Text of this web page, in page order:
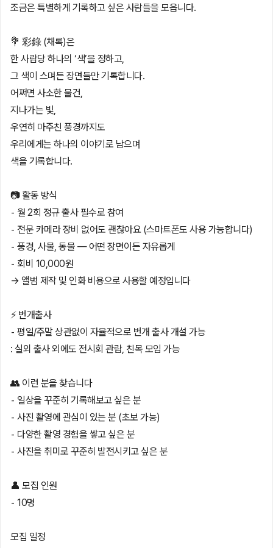
조금은 특별하게 기록하고 싶은 사람들을 모읍니다.
💐 彩錄 (채록)은
한 사람당 하나의 ‘색’을 정하고,
그 색이 스며든 장면들만 기록합니다.
어쩌면 사소한 물건,
지나가는 빛,
우연히 마주친 풍경까지도
우리에게는 하나의 이야기로 남으며
색을 기록합니다.
📷 활동 방식
⁃ 월 2회 정규 출사 필수로 참여
⁃ 전문 카메라 장비 없어도 괜찮아요 (스마트폰도 사용 가능합니다)
⁃ 풍경, 사물, 동물 — 어떤 장면이든 자유롭게
⁃ 회비 10,000원
→ 앨범 제작 및 인화 비용으로 사용할 예정입니다
⚡️ 번개출사
⁃ 평일/주말 상관없이 자율적으로 번개 출사 개설 가능
: 실외 출사 외에도 전시회 관람, 친목 모임 가능
👥 이런 분을 찾습니다
⁃ 일상을 꾸준히 기록해보고 싶은 분
⁃ 사진 촬영에 관심이 있는 분 (초보 가능)
⁃ 다양한 촬영 경험을 쌓고 싶은 분
⁃ 사진을 취미로 꾸준히 발전시키고 싶은 분
👤 모집 인원
⁃ 10명
모집 일정